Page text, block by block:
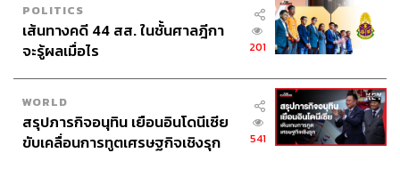
POLITICS
เส้นทางคดี 44 สส. ในชั้นศาลฎีกา
จะรู้ผลเมื่อไร
201
WORLD
สรุปภารกิจอนุทิน เยือนอินโดนีเซีย
ขับเคลื่อนการทูตเศรษฐกิจเชิงรุก
541